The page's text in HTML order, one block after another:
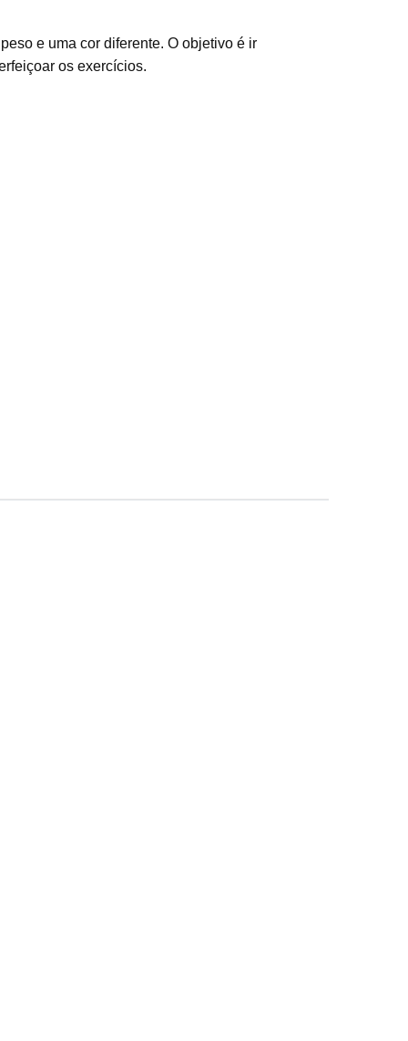
e uma cor diferente. O objetivo é ir
os exercícios.